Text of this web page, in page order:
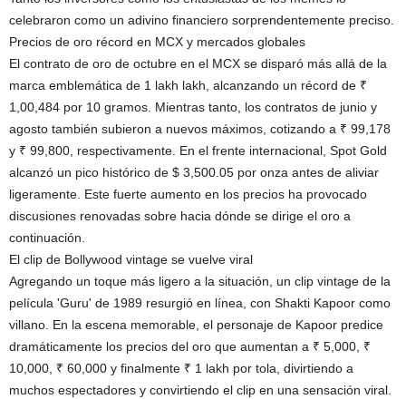
celebraron como un adivino financiero sorprendentemente preciso.
Precios de oro récord en MCX y mercados globales
El contrato de oro de octubre en el MCX se disparó más allá de la
marca emblemática de 1 lakh lakh, alcanzando un récord de ₹
1,00,484 por 10 gramos. Mientras tanto, los contratos de junio y
agosto también subieron a nuevos máximos, cotizando a ₹ 99,178
y ₹ 99,800, respectivamente. En el frente internacional, Spot Gold
alcanzó un pico histórico de $ 3,500.05 por onza antes de aliviar
ligeramente. Este fuerte aumento en los precios ha provocado
discusiones renovadas sobre hacia dónde se dirige el oro a
continuación.
El clip de Bollywood vintage se vuelve viral
Agregando un toque más ligero a la situación, un clip vintage de la
película 'Guru' de 1989 resurgió en línea, con Shakti Kapoor como
villano. En la escena memorable, el personaje de Kapoor predice
dramáticamente los precios del oro que aumentan a ₹ 5,000, ₹
10,000, ₹ 60,000 y finalmente ₹ 1 lakh por tola, divirtiendo a
muchos espectadores y convirtiendo el clip en una sensación viral.